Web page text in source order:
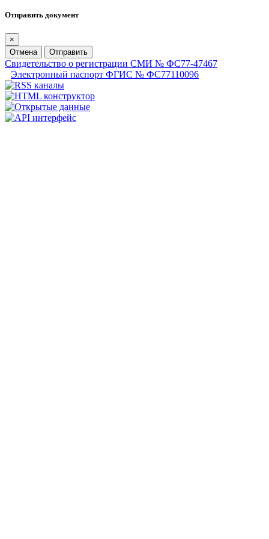
Отправить документ
×
Отмена
Отправить
Свидетельство о регистрации СМИ № ФС77-47467
Электронный паспорт ФГИС № ФС77110096